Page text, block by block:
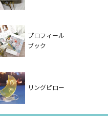
プロフィール
ブック
リングピロー